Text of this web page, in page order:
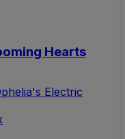
Hearts
Electric